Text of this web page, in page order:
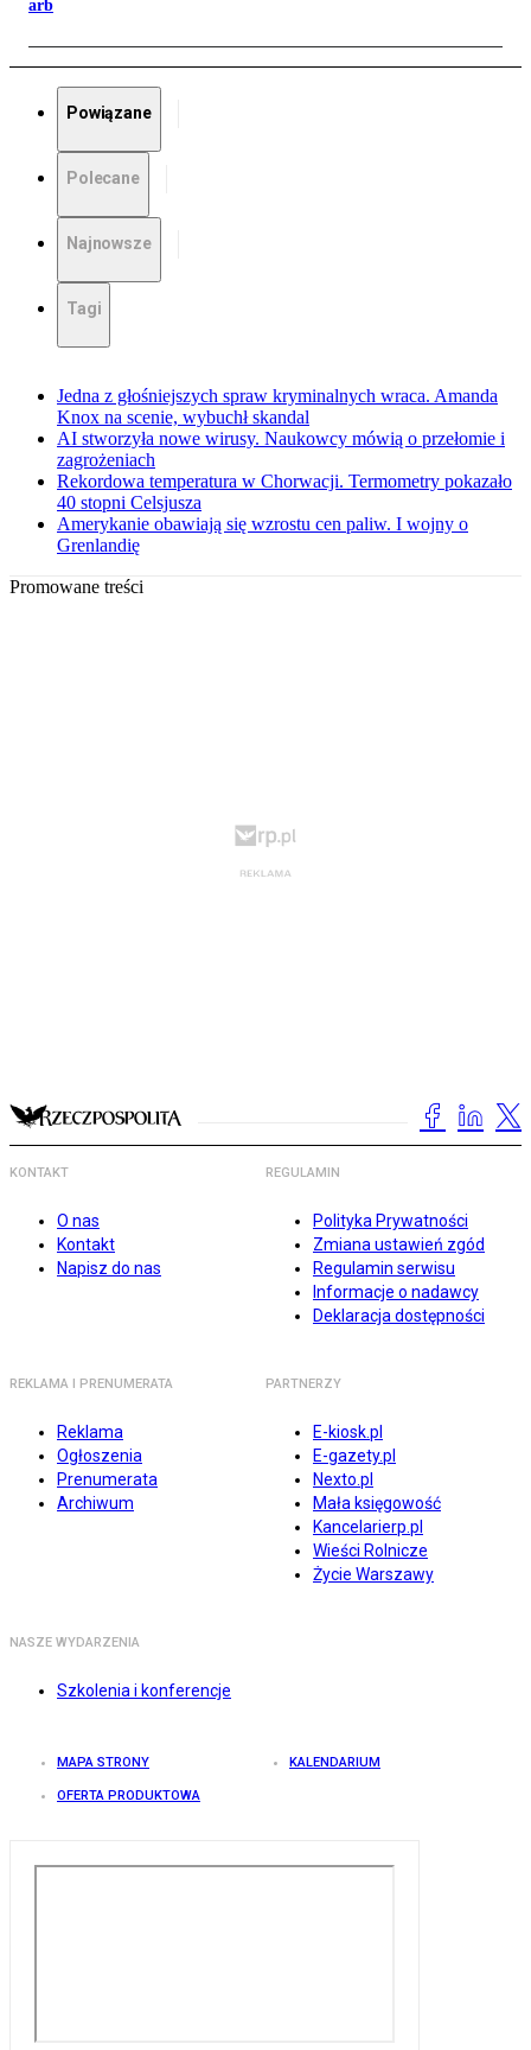
arb
Powiązane
Polecane
Najnowsze
Tagi
Jedna z głośniejszych spraw kryminalnych wraca. Amanda
Knox na scenie, wybuchł skandal
AI stworzyła nowe wirusy. Naukowcy mówią o przełomie i
zagrożeniach
Rekordowa temperatura w Chorwacji. Termometry pokazało
40 stopni Celsjusza
Amerykanie obawiają się wzrostu cen paliw. I wojny o
Grenlandię
Promowane treści
KONTAKT
O nas
Kontakt
Napisz do nas
REGULAMIN
Polityka Prywatności
Zmiana ustawień zgód
Regulamin serwisu
Informacje o nadawcy
Deklaracja dostępności
REKLAMA I PRENUMERATA
Reklama
Ogłoszenia
Prenumerata
Archiwum
PARTNERZY
E-kiosk.pl
E-gazety.pl
Nexto.pl
Mała księgowość
Kancelarierp.pl
Wieści Rolnicze
Życie Warszawy
NASZE WYDARZENIA
Szkolenia i konferencje
MAPA STRONY KALENDARIUM
OFERTA PRODUKTOWA